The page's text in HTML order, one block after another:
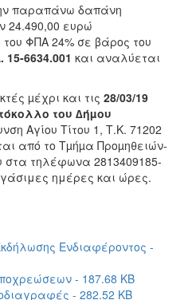
παραπάνω δαπάνη
24.490,00 ευρώ
ΦΠΑ 24% σε βάρος του
15-6634.001 και αναλύεται
µέχρι και τις 28/03/19
του ∆ήµου
Αγίου Τίτου 1, Τ.Κ. 71202
από το Tµήµα Προµηθειών-
στα τηλέφωνα 2813409185-
ημέρες και ώρες.
Ενδιαφέροντος -
- 187.68 KB
- 282.52 KB